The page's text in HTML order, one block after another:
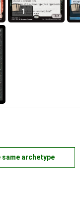
1
archetype